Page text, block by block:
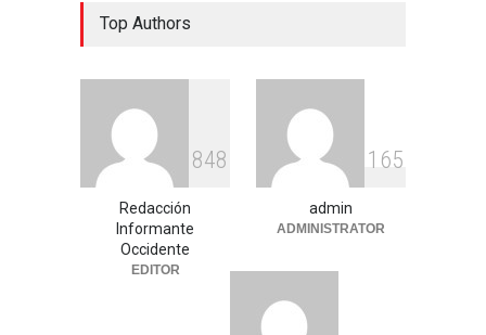
lugar y horario de la
Justicia
Nacional
agosto 3, 2026
Celia Pulido logra un hito
histórico con 11 preseas y
tres marcas récord en Santo
Top Authors
848
Redacción
Informante
Occidente
EDITOR
1 65
admin
ADMINISTRATOR